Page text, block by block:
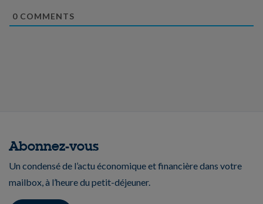
0 COMMENTS
Abonnez-vous
Un condensé de l’actu économique et financière dans votre
mailbox, à l’heure du petit-déjeuner.